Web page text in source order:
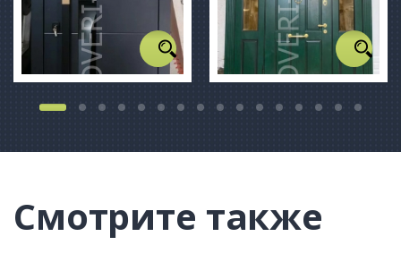
Смотрите также